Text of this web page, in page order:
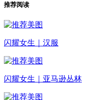
推荐阅读
闪耀女生｜汉服
闪耀女生｜亚马逊丛林